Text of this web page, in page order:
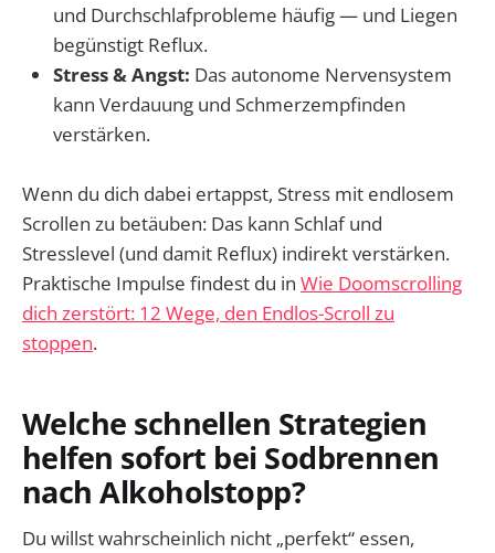
und Durchschlafprobleme häufig — und Liegen
begünstigt Reflux.
Stress & Angst: Das autonome Nervensystem
kann Verdauung und Schmerzempfinden
verstärken.
Wenn du dich dabei ertappst, Stress mit endlosem
Scrollen zu betäuben: Das kann Schlaf und
Stresslevel (und damit Reflux) indirekt verstärken.
Praktische Impulse findest du in Wie Doomscrolling
dich zerstört: 12 Wege, den Endlos-Scroll zu
stoppen.
Welche schnellen Strategien
helfen sofort bei Sodbrennen
nach Alkoholstopp?
Du willst wahrscheinlich nicht „perfekt“ essen,